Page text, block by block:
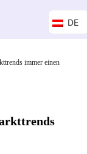
DE
immer einen